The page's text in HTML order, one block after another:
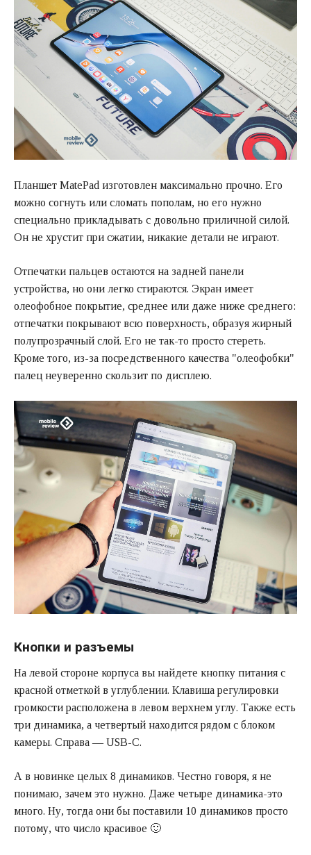
Планшет MatePad изготовлен максимально прочно. Его
можно согнуть или сломать пополам, но его нужно
специально прикладывать с довольно приличной силой.
Он не хрустит при сжатии, никакие детали не играют.
Отпечатки пальцев остаются на задней панели
устройства, но они легко стираются. Экран имеет
олеофобное покрытие, среднее или даже ниже среднего:
отпечатки покрывают всю поверхность, образуя жирный
полупрозрачный слой. Его не так-то просто стереть.
Кроме того, из-за посредственного качества "олеофобки"
палец неуверенно скользит по дисплею.
Кнопки и разъемы
На левой стороне корпуса вы найдете кнопку питания с
красной отметкой в углублении. Клавиша регулировки
громкости расположена в левом верхнем углу. Также есть
три динамика, а четвертый находится рядом с блоком
камеры. Справа — USB-C.
А в новинке целых 8 динамиков. Честно говоря, я не
понимаю, зачем это нужно. Даже четыре динамика-это
много. Ну, тогда они бы поставили 10 динамиков просто
потому, что число красивое 🙂